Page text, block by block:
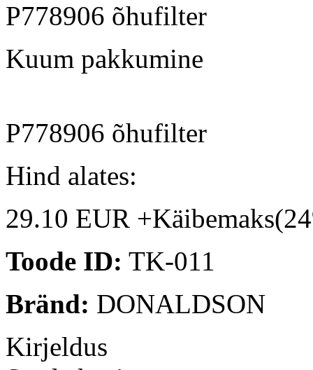
P778906 õhufilter
Kuum pakkumine
P778906 õhufilter
Hind alates:
29.10 EUR
Toode ID: TK-011
Bränd: DONALDSON
Kirjeldus